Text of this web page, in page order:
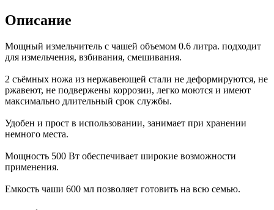
Описание
Мощный измельчитель с чашей объемом 0.6 литра. подходит
для измельчения, взбивания, смешивания.
2 съёмных ножа из нержавеющей стали не деформируются, не
ржавеют, не подвержены коррозии, легко моются и имеют
максимально длительный срок службы.
Удобен и прост в использовании, занимает при хранении
немного места.
Мощность 500 Вт обеспечивает широкие возможности
применения.
Емкость чаши 600 мл позволяет готовить на всю семью.